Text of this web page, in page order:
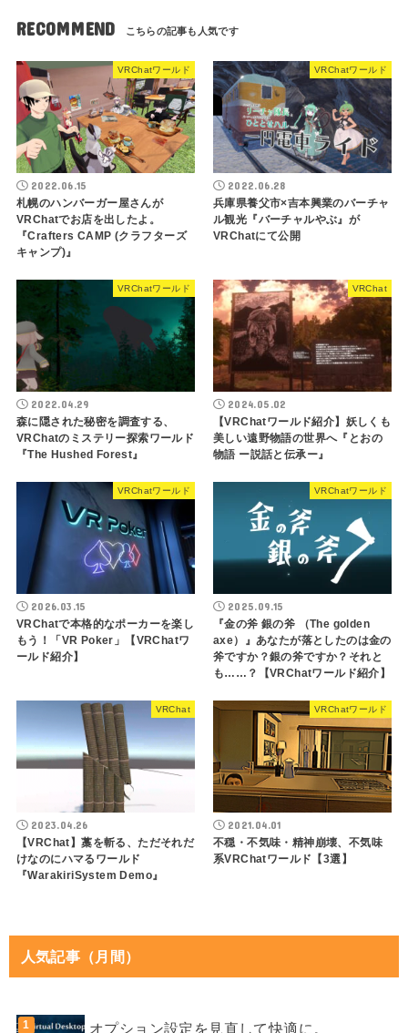
RECOMMEND
VRChatワールド
2022.06.15
札幌のハンバーガー屋さんが
VRChatでお店を出したよ。
『Crafters CAMP (クラフターズ
キャンプ)』
VRChatワールド
2022.06.28
兵庫県養父市×吉本興業のバーチャ
ル観光『バーチャルやぶ』が
VRChatにて公開
VRChatワールド
2022.04.29
森に隠された秘密を調査する、
VRChatのミステリー探索ワールド
『The Hushed Forest』
VRChat
2024.05.02
【VRChatワールド紹介】妖しくも
美しい遠野物語の世界へ『とおの
物語 ー説話と伝承ー』
VRChatワールド
2026.03.15
VRChatで本格的なポーカーを楽し
もう！「VR Poker」【VRChatワ
ールド紹介】
VRChatワールド
2025.09.15
『金の斧 銀の斧 （The golden
axe）』あなたが落としたのは金の
斧ですか？銀の斧ですか？それと
も……？【VRChatワールド紹介】
VRChat
2023.04.26
【VRChat】藁を斬る、ただそれだ
けなのにハマるワールド
『WarakiriSystem Demo』
VRChatワールド
2021.04.01
不穏・不気味・精神崩壊、不気味
系VRChatワールド【3選】
人気記事（月間）
オプション設定を見直して快適に。